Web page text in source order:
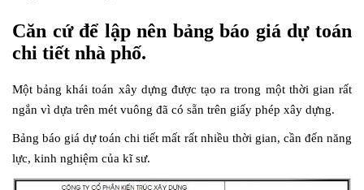
Căn cứ để lập nên bảng báo giá dự toán
chi tiết nhà phố.
Một bảng khái toán xây dựng được tạo ra trong một thời gian rất
ngắn vì dựa trên mét vuông đã có sẵn trên giấy phép xây dựng.
Bảng báo giá dự toán chi tiết mất rất nhiều thời gian, cần đến năng
lực, kinh nghiệm của kĩ sư.